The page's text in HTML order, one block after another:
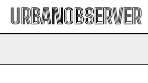
URBANOBSERVER